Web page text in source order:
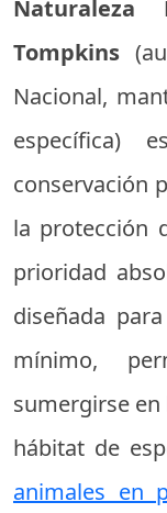
Naturaleza
Tompkins
Nacional,
específica)
conservación
la protección
prioridad
diseñada
mínimo,
sumergirse en
hábitat de
animales en